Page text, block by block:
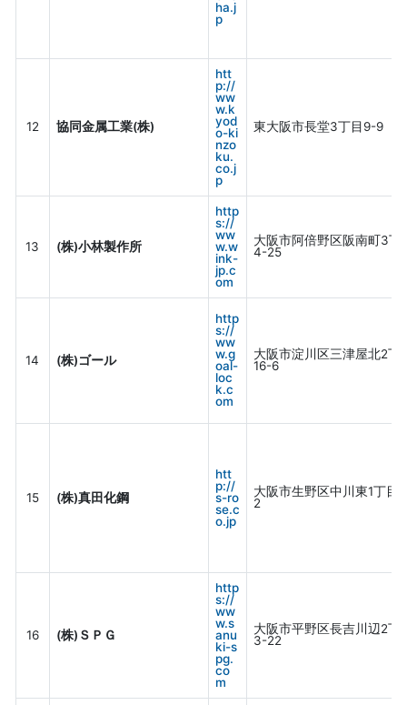
ha.j
p
12 協同金属工業(株)
htt
p://
ww
w.k
yod
o-ki
nzo
ku.
co.j
p
東大阪市長堂3丁目9-9
13 (株)小林製作所
http
s://
ww
w.w
ink-
jp.c
om
大阪市阿倍野区阪南町3丁
4-25
14 (株)ゴール
http
s://
ww
w.g
oal-
loc
k.c
om
大阪市淀川区三津屋北2丁
16-6
15 (株)真田化鋼
htt
p://
s-ro
se.c
o.jp
大阪市生野区中川東1丁目
2
16 (株)ＳＰＧ
http
s://
ww
w.s
anu
ki-s
pg.
co
m
大阪市平野区長吉川辺2丁
3-22